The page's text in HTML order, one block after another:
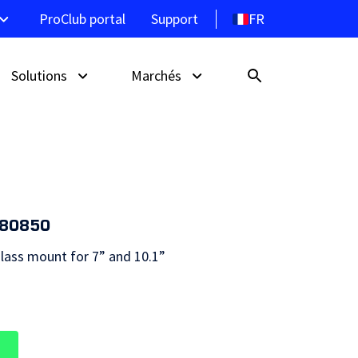
ProClub portal Support FR
Solutions Marchés
Point de vente
mount for 7” and 10.1”